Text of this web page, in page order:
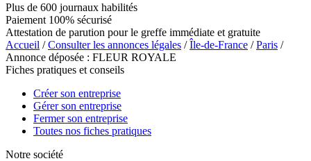
Plus de 600 journaux habilités
Paiement 100% sécurisé
Attestation de parution pour le greffe immédiate et gratuite
Accueil /Consulter les annonces légales /Île-de-France /Paris /
Annonce déposée : FLEUR ROYALE
Fiches pratiques et conseils
Créer son entreprise
Gérer son entreprise
Fermer son entreprise
Toutes nos fiches pratiques
Notre société